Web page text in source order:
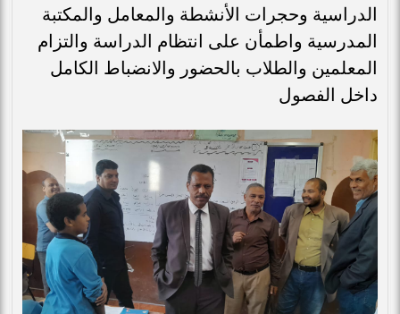
الدراسية وحجرات الأنشطة والمعامل والمكتبة
المدرسية واطمأن على انتظام الدراسة والتزام
المعلمين والطلاب بالحضور والانضباط الكامل
داخل الفصول